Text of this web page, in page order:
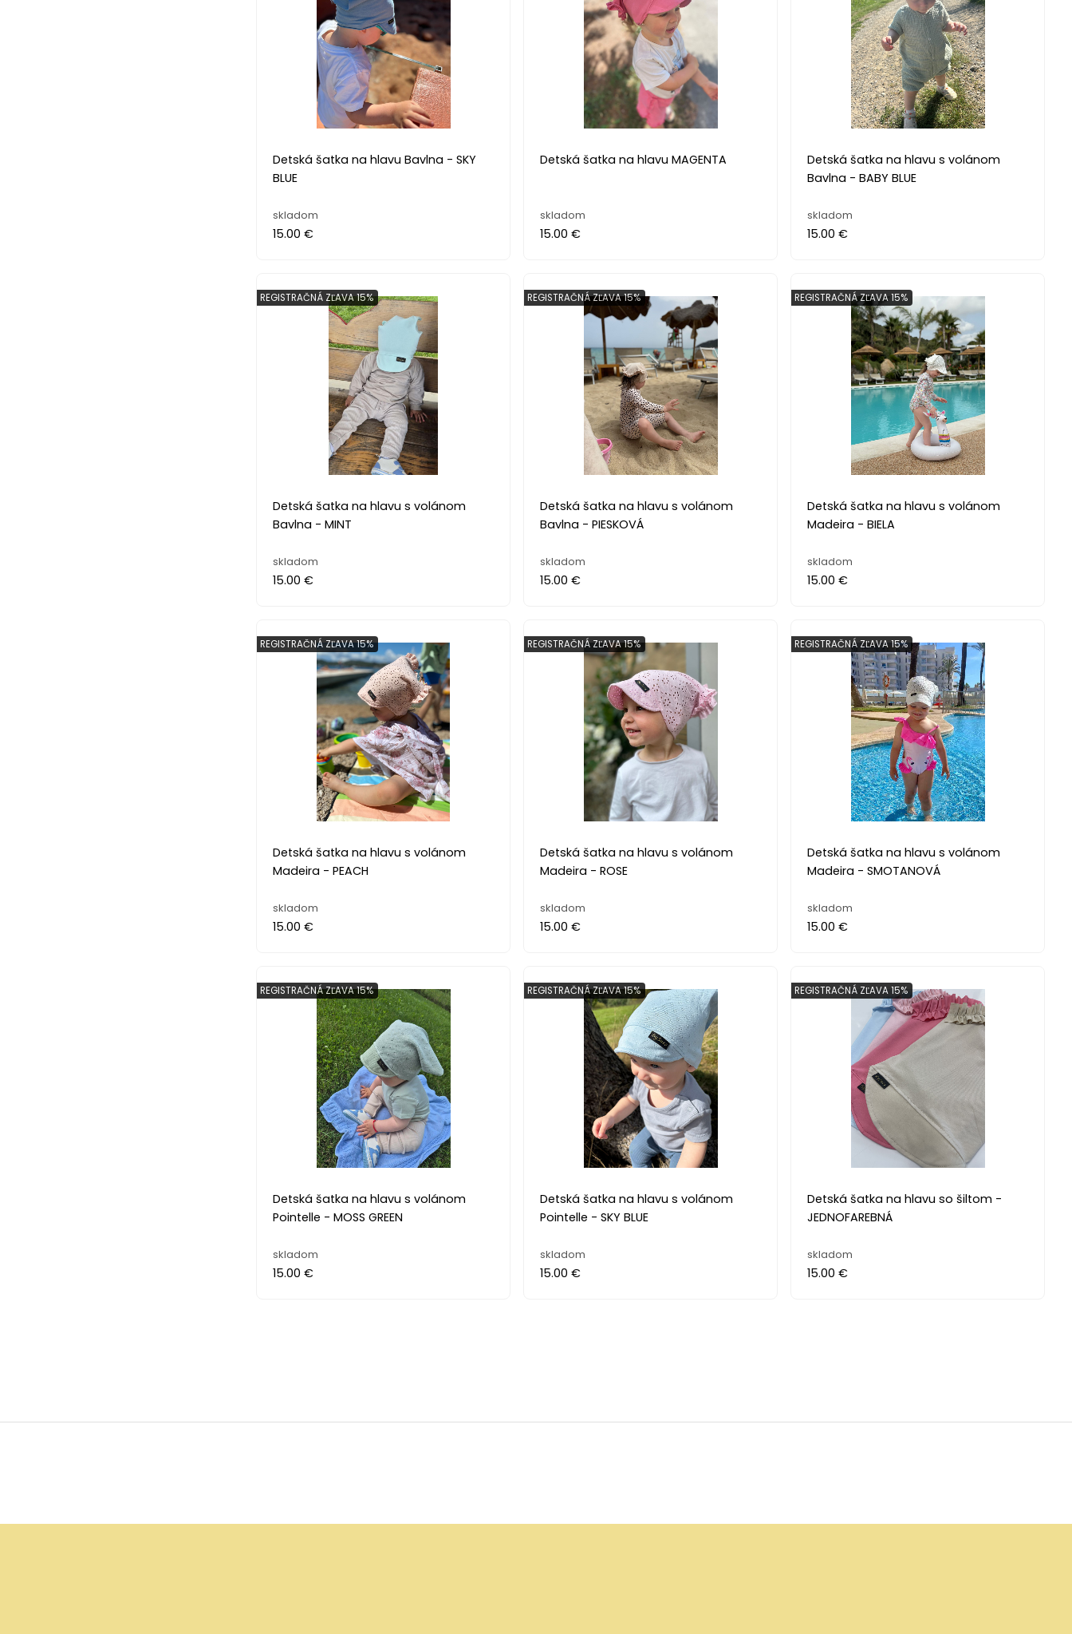
Detská šatka na hlavu Bavlna - SKY
BLUE
skladom
15.00 €
Detská šatka na hlavu MAGENTA
skladom
15.00 €
Detská šatka na hlavu s volánom
Bavlna - BABY BLUE
skladom
15.00 €
Detská šatka na hlavu s volánom
Bavlna - MINT
REGISTRAČNÁ ZĽAVA 15%
skladom
15.00 €
Detská šatka na hlavu s volánom
Bavlna - PIESKOVÁ
REGISTRAČNÁ ZĽAVA 15%
skladom
15.00 €
Detská šatka na hlavu s volánom
Madeira - BIELA
REGISTRAČNÁ ZĽAVA 15%
skladom
15.00 €
Detská šatka na hlavu s volánom
Madeira - PEACH
REGISTRAČNÁ ZĽAVA 15%
skladom
15.00 €
Detská šatka na hlavu s volánom
Madeira - ROSE
REGISTRAČNÁ ZĽAVA 15%
skladom
15.00 €
Detská šatka na hlavu s volánom
Madeira - SMOTANOVÁ
REGISTRAČNÁ ZĽAVA 15%
skladom
15.00 €
Detská šatka na hlavu s volánom
Pointelle - MOSS GREEN
REGISTRAČNÁ ZĽAVA 15%
skladom
15.00 €
Detská šatka na hlavu s volánom
Pointelle - SKY BLUE
REGISTRAČNÁ ZĽAVA 15%
skladom
15.00 €
Detská šatka na hlavu so šiltom -
JEDNOFAREBNÁ
REGISTRAČNÁ ZĽAVA 15%
skladom
15.00 €